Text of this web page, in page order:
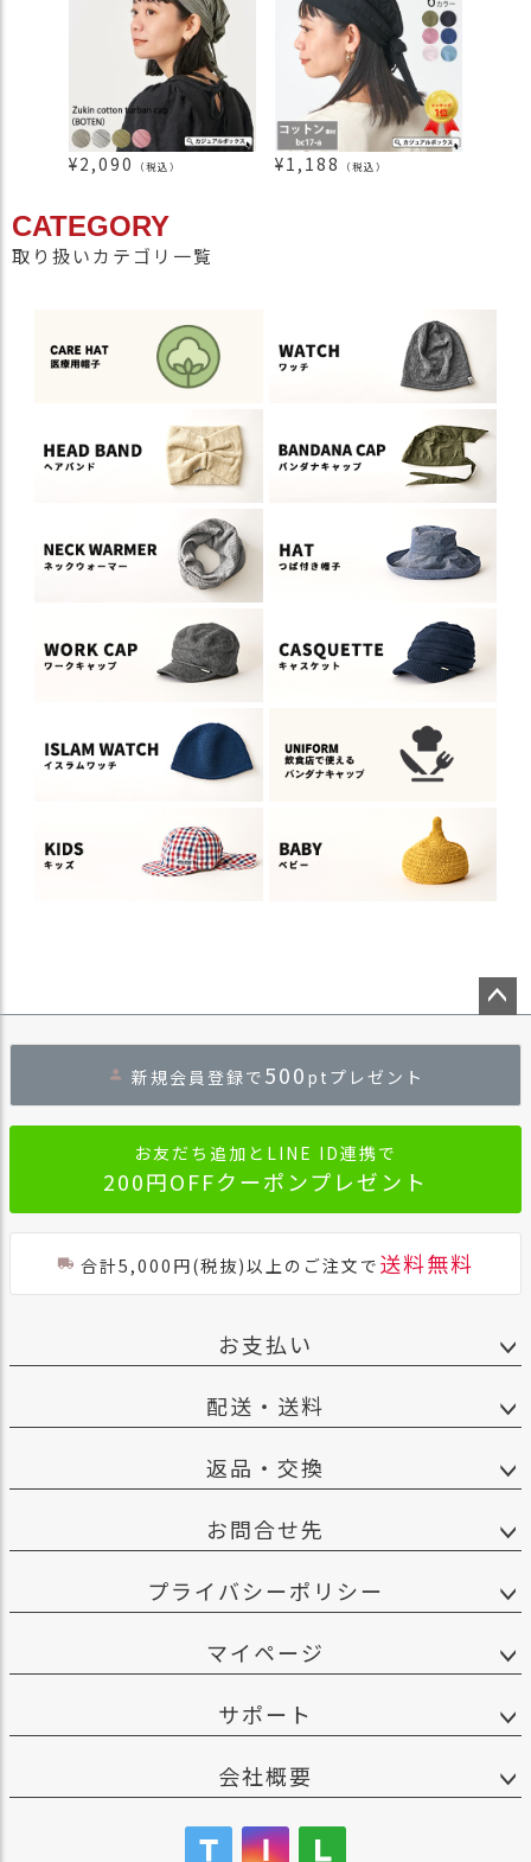
¥2,090 （税込） ¥1,188 （税込）
CATEGORY
取り扱いカテゴリ一覧
ジト
へ
新規会員登録で 500 ptプレゼント
お友だち追加とLINE ID連携で
200円OFFクーポンプレゼント
合計5,000円(税抜)以上のご注文で 送料無料
お支払い
配送・送料
返品・交換
お問合せ先
プライバシーポリシー
マイページ
サポート
会社概要